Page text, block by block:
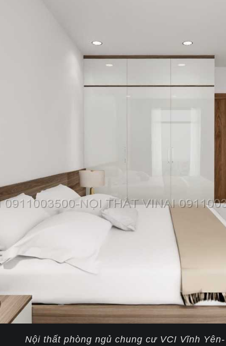
Nội thất phòng ngủ chung cư VCI Vĩnh